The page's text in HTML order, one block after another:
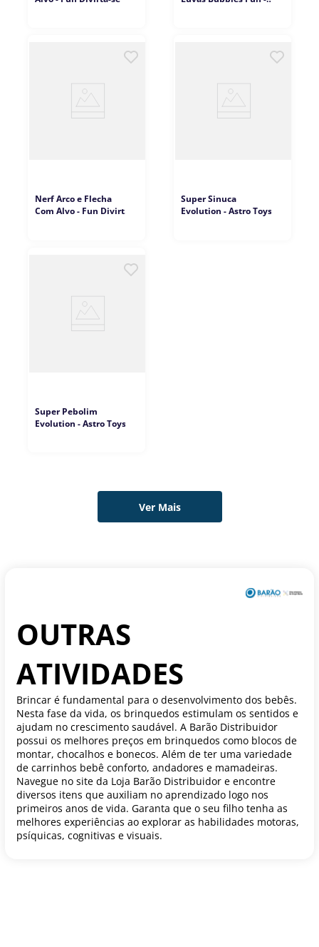
Nerf Arco e Flecha
Com Alvo - Fun Divirta-
Super Sinuca
Evolution - Astro Toys
Super Pebolim
Evolution - Astro Toys
OUTRAS
ATIVIDADES
Brincar é fundamental para o desenvolvimento dos bebês.
Nesta fase da vida, os brinquedos estimulam os sentidos e
ajudam no crescimento saudável. A Barão Distribuidor
possui os melhores preços em brinquedos como blocos de
montar, chocalhos e bonecos. Além de ter uma variedade
de carrinhos bebê conforto, andadores e mamadeiras.
Navegue no site da Loja Barão Distribuidor e encontre
diversos itens que auxiliam no aprendizado logo nos
primeiros anos de vida. Garanta que o seu filho tenha as
melhores experiências ao explorar as habilidades motoras,
psíquicas, cognitivas e visuais.